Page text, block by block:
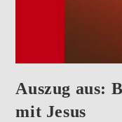
Auszug aus:
mit Jesus